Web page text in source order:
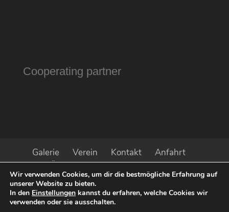
Cooperating partner
Galerie Verein Kontakt
Anfahrt
Öffnungszeiten
Impressum
Datenschutz
Aktuell
Presse
Sponsoren
Wir verwenden Cookies, um dir die bestmögliche Erfahrung auf
unserer Website zu bieten.
In den Einstellungen kannst du erfahren, welche Cookies wir
verwenden oder sie ausschalten.